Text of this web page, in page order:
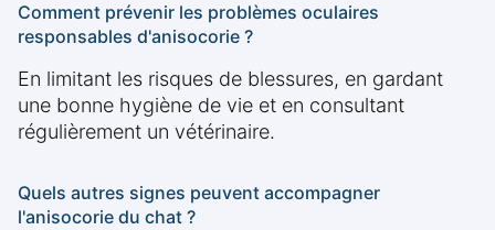
Comment prévenir les problèmes oculaires
responsables d'anisocorie ?
En limitant les risques de blessures, en gardant
une bonne hygiène de vie et en consultant
régulièrement un vétérinaire.
Quels autres signes peuvent accompagner
l'anisocorie du chat ?